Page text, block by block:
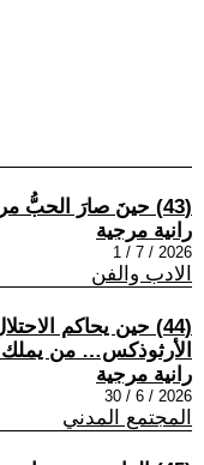
(43) حينَ صارَ الحبُّ مرئيًّا
رانية مرجية
2026 / 7 / 1
الادب والفن
(44) حين يحاكم
الأرثوذكس… من
رانية مرجية
2026 / 6 / 30
المجتمع المدني